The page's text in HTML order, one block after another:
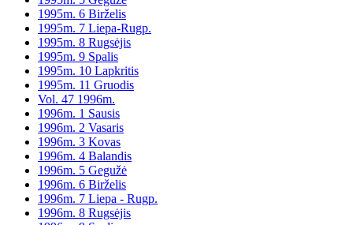
1995m. 6 Birželis
1995m. 7 Liepa-Rugp.
1995m. 8 Rugsėjis
1995m. 9 Spalis
1995m. 10 Lapkritis
1995m. 11 Gruodis
Vol. 47 1996m.
1996m. 1 Sausis
1996m. 2 Vasaris
1996m. 3 Kovas
1996m. 4 Balandis
1996m. 5 Gegužė
1996m. 6 Birželis
1996m. 7 Liepa - Rugp.
1996m. 8 Rugsėjis